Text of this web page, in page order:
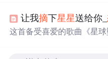
已知问题有解。
让我摘下星星送给你_
这首备受喜爱的歌曲《星